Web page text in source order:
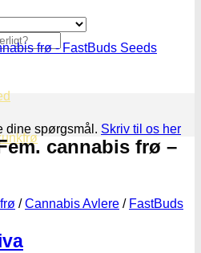
dine spørgsmål. Skriv til os her
cannabis frø –
/ Cannabis Avlere / FastBuds